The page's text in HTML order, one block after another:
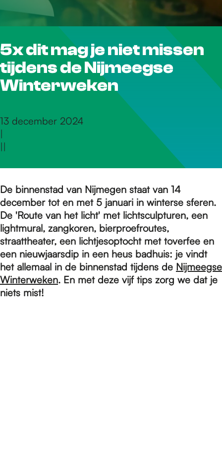
r
d
e
o
m
e
p
5x dit mag je niet missen
tijdens de Nijmeegse
Winterweken
13 december 2024
|
||
De binnenstad van Nijmegen staat van 14
december tot en met 5 januari in winterse sferen.
De 'Route van het licht' met lichtsculpturen, een
lightmural, zangkoren, bierproefroutes,
straattheater, een lichtjesoptocht met toverfee en
een nieuwjaarsdip in een heus badhuis: je vindt
het allemaal in de binnenstad tijdens de Nijmeegse
Winterweken. En met deze vijf tips zorg we dat je
niets mist!